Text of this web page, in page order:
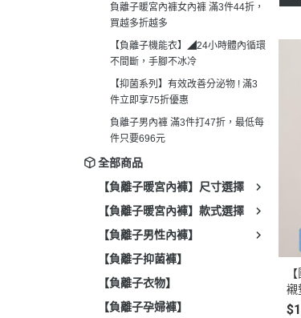
負離子暖宮內褲女內褲 滿3件44折，
買越多折越多
【負離子機能衣】◢24小時體內循環
不間斷，手腳不冰冷
【抑菌系列】有效改善分泌物 ! 滿3
件立即享75折優惠
負離子男內褲 滿3件打47折，最低每
件只要696元
全部商品
【負離子暖宮內褲】尺寸選擇
【負離子暖宮內褲】款式選擇
【負離子男性內褲】
【負離子抑菌褲】
【負離子衣物】
【負離子孕婦褲】
襯